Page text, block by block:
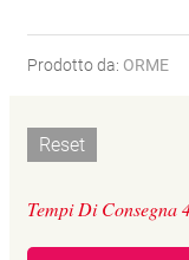
Prodotto da: ORME
Reset
Tempi Di Consegna